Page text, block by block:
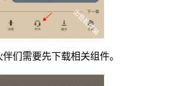
们需要先下载相关组件。